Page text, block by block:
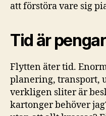
att förstöra vare sig
Tid är
Flytten äter tid.
planering, transport,
verkligen sliter är
kartonger behöver